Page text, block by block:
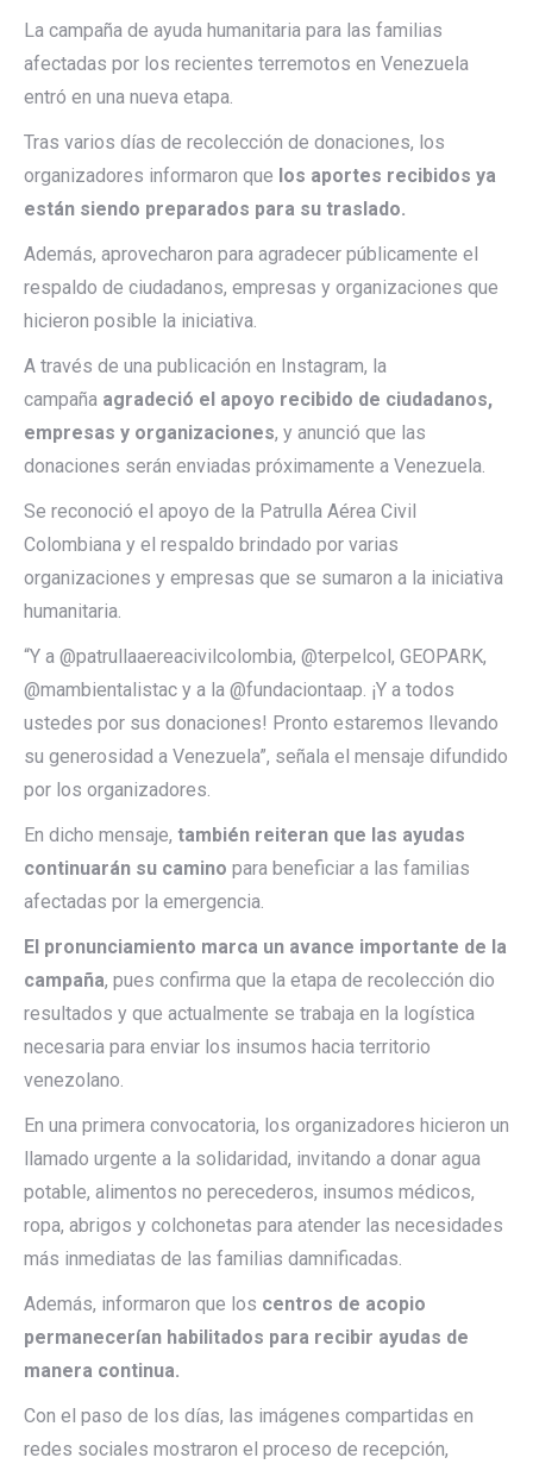
La campaña de ayuda humanitaria para las familias
afectadas por los recientes terremotos en Venezuela
entró en una nueva etapa.
Tras varios días de recolección de donaciones, los
organizadores informaron que los aportes recibidos ya
están siendo preparados para su traslado.
Además, aprovecharon para agradecer públicamente el
respaldo de ciudadanos, empresas y organizaciones que
hicieron posible la iniciativa.
A través de una publicación en Instagram, la
campaña agradeció el apoyo recibido de ciudadanos,
empresas y organizaciones, y anunció que las
donaciones serán enviadas próximamente a Venezuela.
Se reconoció el apoyo de la Patrulla Aérea Civil
Colombiana y el respaldo brindado por varias
organizaciones y empresas que se sumaron a la iniciativa
humanitaria.
“Y a @patrullaaereacivilcolombia, @terpelcol, GEOPARK,
@mambientalistac y a la @fundaciontaap. ¡Y a todos
ustedes por sus donaciones! Pronto estaremos llevando
su generosidad a Venezuela”, señala el mensaje difundido
por los organizadores.
En dicho mensaje, también reiteran que las ayudas
continuarán su camino para beneficiar a las familias
afectadas por la emergencia.
El pronunciamiento marca un avance importante de la
campaña, pues confirma que la etapa de recolección dio
resultados y que actualmente se trabaja en la logística
necesaria para enviar los insumos hacia territorio
venezolano.
En una primera convocatoria, los organizadores hicieron un
llamado urgente a la solidaridad, invitando a donar agua
potable, alimentos no perecederos, insumos médicos,
ropa, abrigos y colchonetas para atender las necesidades
más inmediatas de las familias damnificadas.
Además, informaron que los centros de acopio
permanecerían habilitados para recibir ayudas de
manera continua.
Con el paso de los días, las imágenes compartidas en
redes sociales mostraron el proceso de recepción,